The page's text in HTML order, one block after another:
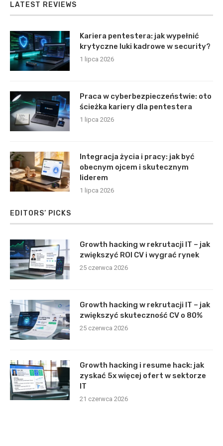
LATEST REVIEWS
Kariera pentestera: jak wypełnić
krytyczne luki kadrowe w security?
1 lipca 2026
Praca w cyberbezpieczeństwie: oto
ścieżka kariery dla pentestera
1 lipca 2026
Integracja życia i pracy: jak być
obecnym ojcem i skutecznym
liderem
1 lipca 2026
EDITORS’ PICKS
Growth hacking w rekrutacji IT – jak
zwiększyć ROI CV i wygrać rynek
25 czerwca 2026
Growth hacking w rekrutacji IT – jak
zwiększyć skuteczność CV o 80%
25 czerwca 2026
Growth hacking i resume hack: jak
zyskać 5x więcej ofert w sektorze
IT
21 czerwca 2026